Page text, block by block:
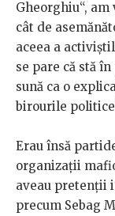
Gheorghiu“, am
cât de
aceea a
se pare că stă
sună ca o
birourile
Erau însă
organizații
aveau pretenții
precum Sebag